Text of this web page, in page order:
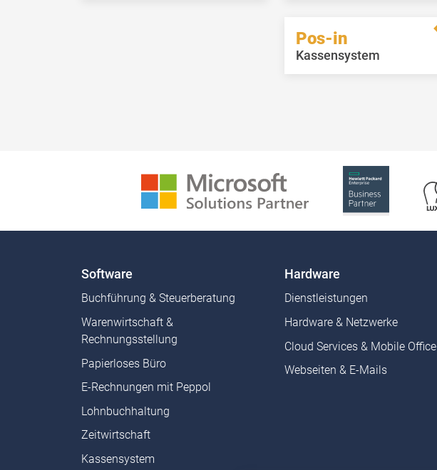
Pos-in
Kassensystem
Software
Buchführung & Steuerberatung
Warenwirtschaft &
Rechnungsstellung
Papierloses Büro
E-Rechnungen mit Peppol
Lohnbuchhaltung
Zeitwirtschaft
Kassensystem
Hardware
Dienstleistungen
Hardware & Netzwerke
Cloud Services & Mobile Office
Webseiten & E-Mails